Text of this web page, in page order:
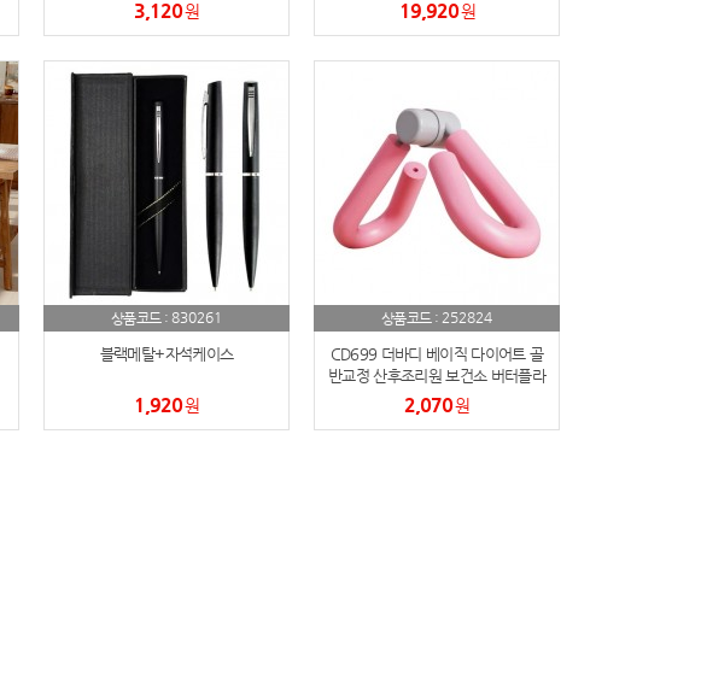
3,120원 19,920원
상품코드 : 830261
블랙메탈+자석케이스
1,920원
상품코드 : 252824
CD699 더바디 베이직 다이어트 골
반교정 산후조리원 보건소 버터플라
이링
2,070원